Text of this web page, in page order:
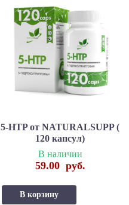
5-HTP от NATURALSUPP (
120 капсул)
В наличии
59.00 руб.
В корзину